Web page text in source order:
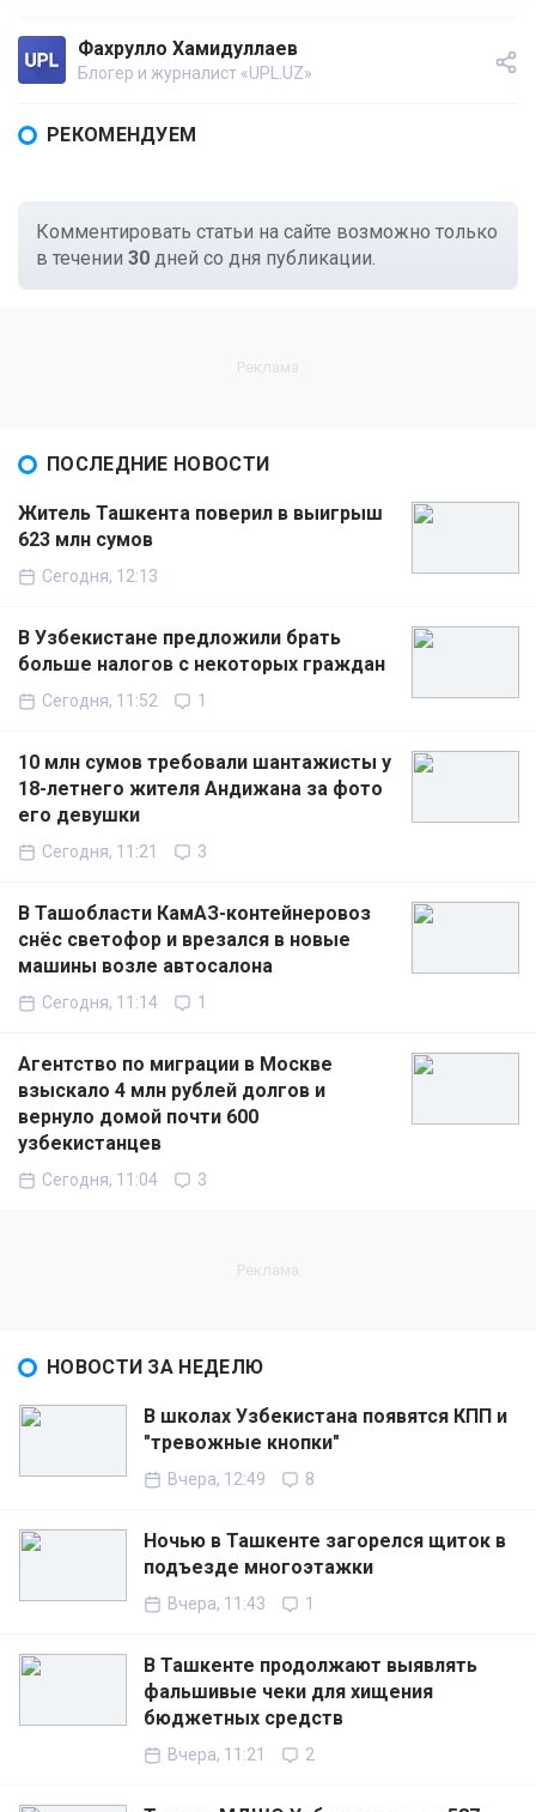
Фахрулло Хамидуллаев
Блогер и журналист «UPL.UZ»
РЕКОМЕНДУЕМ
Комментировать статьи на сайте возможно только
в течении 30 дней со дня публикации.
ПОСЛЕДНИЕ НОВОСТИ
Житель Ташкента поверил в выигрыш
623 млн сумов
Сегодня, 12:13
В Узбекистане предложили брать
больше налогов с некоторых граждан
Сегодня, 11:52 1
10 млн сумов требовали шантажисты у
18-летнего жителя Андижана за фото
его девушки
Сегодня, 11:21 3
В Ташобласти КамАЗ-контейнеровоз
снёс светофор и врезался в новые
машины возле автосалона
Сегодня, 11:14 1
Агентство по миграции в Москве
взыскало 4 млн рублей долгов и
вернуло домой почти 600
узбекистанцев
Сегодня, 11:04 3
НОВОСТИ ЗА НЕДЕЛЮ
В школах Узбекистана появятся КПП и
"тревожные кнопки"
Вчера, 12:49 8
Ночью в Ташкенте загорелся щиток в
подъезде многоэтажки
Вчера, 11:43 1
В Ташкенте продолжают выявлять
фальшивые чеки для хищения
бюджетных средств
Вчера, 11:21 2